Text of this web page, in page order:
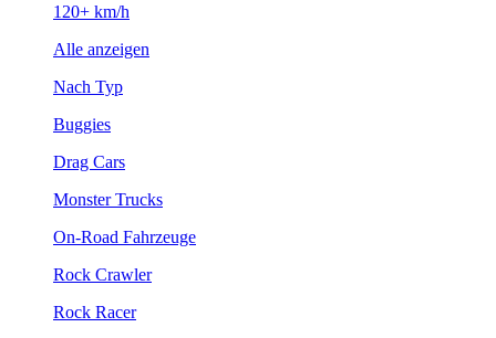
120+ km/h
Alle anzeigen
Nach Typ
Buggies
Drag Cars
Monster Trucks
On-Road Fahrzeuge
Rock Crawler
Rock Racer